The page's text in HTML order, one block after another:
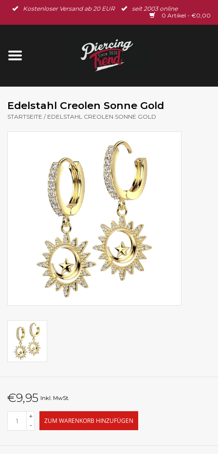
Kostenloser Versand ab 20 EUR
seit 2003 online
0 Artikel - €0,00
Startseite
Ohrschmuck
Edelstahl Creolen Sonne Gold
STARTSEITE / EDELSTAHL CREOLEN SONNE GOLD
€9,95 Inkl. MwSt.
+
-
ZUM WARENKORB HINZUFÜGEN